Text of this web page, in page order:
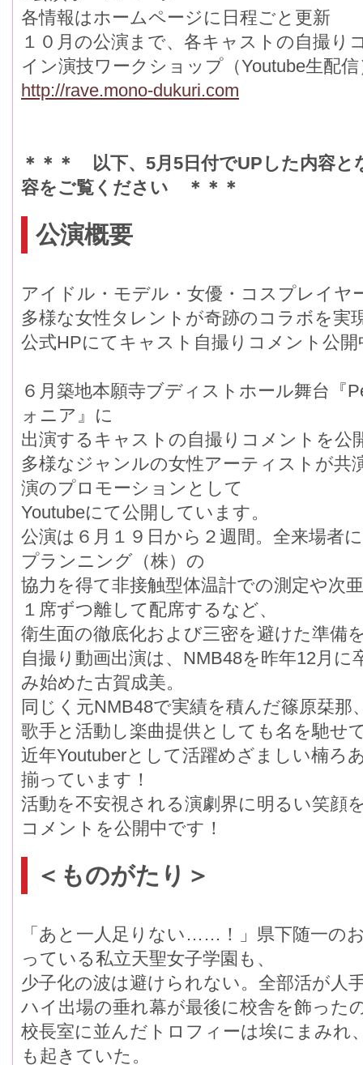
各情報はホームページに日程ごと更新
１０月の公演まで、各キャストの自撮り
イン演技ワークショップ（Youtube生配
http://rave.mono-dukuri.com
＊＊＊ 以下、5月5日付でUPした内容と
容をご覧ください ＊＊＊
公演概要
アイドル・モデル・女優・コスプレイヤ
多様な女性タレントが奇跡のコラボを実
公式HPにてキャスト自撮りコメント公開
６月築地本願寺ブディストホール舞台『
ォニア』に
出演するキャストの自撮りコメントを公
多様なジャンルの女性アーティストが共
演のプロモーションとして
Youtubeにて公開しています。
公演は６月１９日から２週間。全来場者
プランニング（株）の
協力を得て非接触型体温計での測定や次
１席ずつ離して配席するなど、
衛生面の徹底化および三密を避けた準備
自撮り動画出演は、NMB48を昨年12月
み始めた古賀成美。
同じく元NMB48で実績を積んだ篠原栞那
歌手と活動し楽曲提供としても名を馳せ
近年Youtuberとして活躍めざましい楠ろ
揃っています！
活動を不安視される演劇界に明るい笑顔
コメントを公開中です！
＜ものがたり＞
「あと一人足りない……！」県下随一の
っている私立天聖女子学園も、
少子化の波は避けられない。全部活が人
ハイ出場の垂れ幕が最後に校舎を飾った
校長室に並んだトロフィーは埃にまみれ
も起きていた。